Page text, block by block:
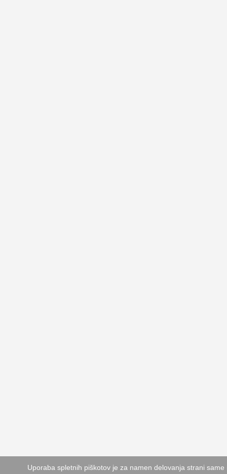
Uporaba spletnih piškotov je za namen delovanja strani